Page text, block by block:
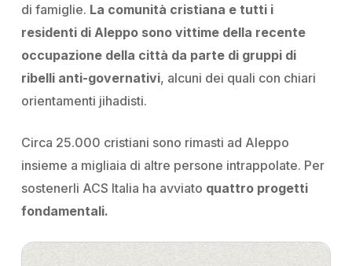
di famiglie. La comunità cristiana e tutti i
residenti di Aleppo sono vittimedella recente
occupazione della città da parte di gruppi di
ribelli anti-governativi, alcuni dei quali con chiari
orientamenti jihadisti.
Circa 25.000 cristiani sono rimasti ad Aleppo
insieme a migliaia di altre persone intrappolate. Per
sostenerli ACS Italia ha avviato quattro progetti
fondamentali.